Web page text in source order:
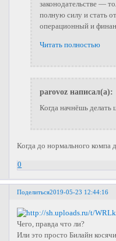
законодательстве —
полную силу и стать
операционный и
Читать полностью
parovoz написал(а):
Когда начнёшь делать
Когда до нормального компа
0
Поделиться2019-05-23 12:44:16
Чего, правда что ли?
Или это просто Билайн